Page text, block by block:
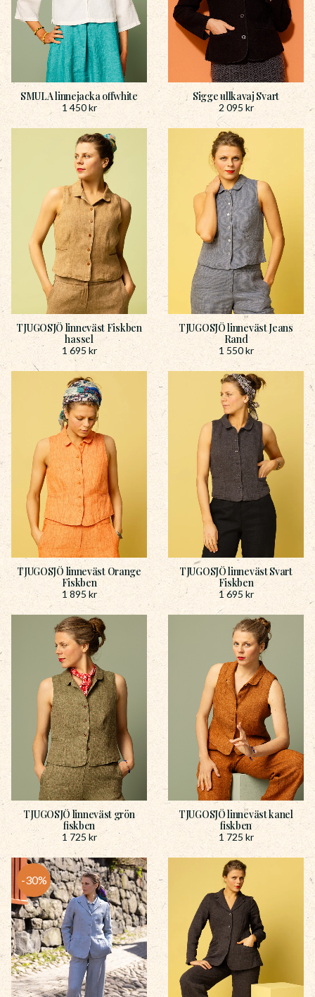
SMULA linnejacka offwhite
1 450kr
Sigge ullkavaj Svart
2 095 kr
TJUGOSJÖ linneväst Fiskben
hassel
1 695 kr
TJUGOSJÖ linneväst Jeans
Rand
1 550kr
TJUGOSJÖ linneväst Orange
Fiskben
1 895 kr
TJUGOSJÖ linneväst Svart
Fiskben
1 695 kr
TJUGOSJÖ linneväst grön
fiskben
1 725 kr
TJUGOSJÖ linneväst kanel
fiskben
1 725kr
30%